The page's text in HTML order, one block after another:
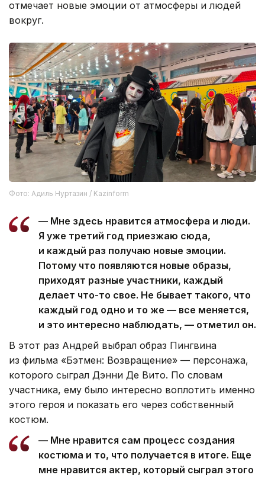
отмечает новые эмоции от атмосферы и людей
вокруг.
Фото: Адиль Нуртазин / Kazinform
— Мне здесь нравится атмосфера и люди.
Я уже третий год приезжаю сюда,
и каждый раз получаю новые эмоции.
Потому что появляются новые образы,
приходят разные участники, каждый
делает что-то свое. Не бывает такого, что
каждый год одно и то же — все меняется,
и это интересно наблюдать, — отметил он.
В этот раз Андрей выбрал образ Пингвина
из фильма «Бэтмен: Возвращение» — персонажа,
которого сыграл Дэнни Де Вито. По словам
участника, ему было интересно воплотить именно
этого героя и показать его через собственный
костюм.
— Мне нравится сам процесс создания
костюма и то, что получается в итоге. Еще
мне нравится актер, который сыграл этого